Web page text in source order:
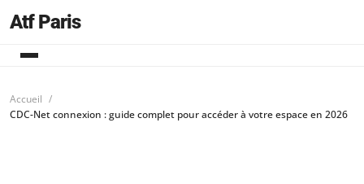
Atf Paris
Accueil
CDC-Net connexion : guide complet pour accéder à votre espace en 2026